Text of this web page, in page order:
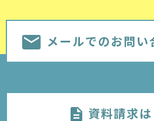
メールでのお問い
資料請求